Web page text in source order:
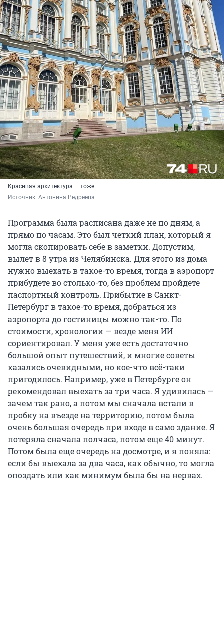
Красивая архитектура — тоже
Источник: Антонина Редреева
Программа была расписана даже не по дням, а
прямо по часам. Это был четкий план, который я
могла скопировать себе в заметки. Допустим,
вылет в 8 утра из Челябинска. Для этого из дома
нужно выехать в такое-то время, тогда в аэропорт
прибудете во столько-то, без проблем пройдете
паспортный контроль. Прибытие в Санкт-
Петербург в такое-то время, добраться из
аэропорта до гостиницы можно так-то. По
стоимости, хронологии — везде меня ИИ
сориентировал. У меня уже есть достаточно
большой опыт путешествий, и многие советы
казались очевидными, но кое-что всё-таки
пригодилось. Например, уже в Петербурге он
рекомендовал выехать за три часа. Я удивилась —
зачем так рано, а потом мы сначала встали в
пробку на въезде на территорию, потом была
очень большая очередь при входе в само здание. Я
потеряла сначала полчаса, потом еще 40 минут.
Потом была еще очередь на досмотре, и я поняла:
если бы выехала за два часа, как обычно, то могла
опоздать или как минимум была бы на нервах.